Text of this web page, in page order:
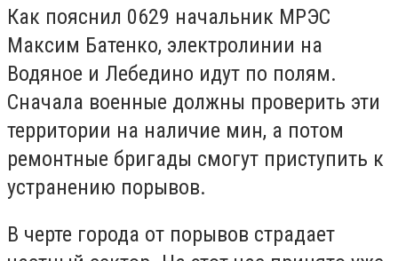
Как пояснил 0629 начальник МРЭС
Максим Батенко, электролинии на
Водяное и Лебедино идут по полям.
Сначала военные должны проверить эти
территории на наличие мин, а потом
ремонтные бригады смогут приступить к
устранению порывов.
В черте города от порывов страдает